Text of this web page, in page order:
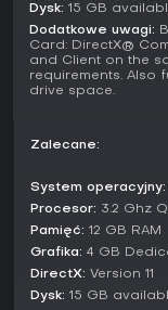
craftingiem i
satysfakcjonujące
kreatywność.
aktualizacji 2.0,
doceniającą
Dysk: 15 GB
Dodatkowe uwagi:
Card: DirectX®
and Client on the
requirements. Also
drive space.
Zalecane:
System operacyjny:
Procesor: 3.2 Ghz
Pamięć: 12 GB RAM
Grafika: 4 GB
DirectX: Version 11
Dysk: 15 GB